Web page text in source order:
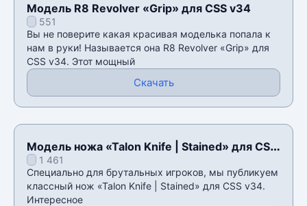
Модель R8 Revolver «Grip» для CSS v34
551
Вы не поверите какая красивая моделька попала к
нам в руки! Называется она R8 Revolver «Grip» для
CSS v34. Этот мощный
Скачать
Модель ножа «Talon Knife | Stained» для CSS
v341 461
Специально для брутальных игроков, мы публикуем
классный нож «Talon Knife | Stained» для CSS v34.
Интересное